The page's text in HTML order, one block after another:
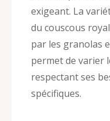
exigeant. La
du couscous
par les granolas
permet de varier
respectant ses
spécifiques.